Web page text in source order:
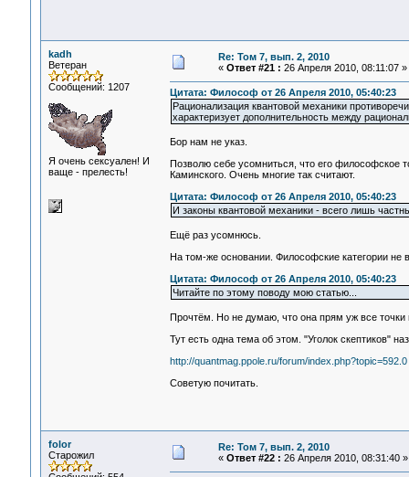
kadh
Ветеран
Сообщений: 1207
Я очень сексуален! И
ваще - прелесть!
Re: Том 7, вып. 2, 2010
« Ответ #21 : 26 Апреля 2010, 08:11:07 »
Цитата: Философ от 26 Апреля 2010, 05:40:23
Рационализация квантовой механики
характеризует дополнительность между
Бор нам не указ.
Позволю себе усомниться, что его философское
Каминского. Очень многие так считают.
Цитата: Философ от 26 Апреля 2010, 05:40:23
И законы квантовой механики - всего лишь
Ещё раз усомнюсь.
На том-же основании. Философские категории не
Цитата: Философ от 26 Апреля 2010, 05:40:23
Читайте по этому поводу мою статью...
Прочтём. Но не думаю, что она прям уж все точки
Тут есть одна тема об этом. "Уголок скептиков"
http://quantmag.ppole.ru/forum/index.php?topic=592.0
Советую почитать.
folor
Старожил
Re: Том 7, вып. 2, 2010
« Ответ #22 : 26 Апреля 2010, 08:31:40 »